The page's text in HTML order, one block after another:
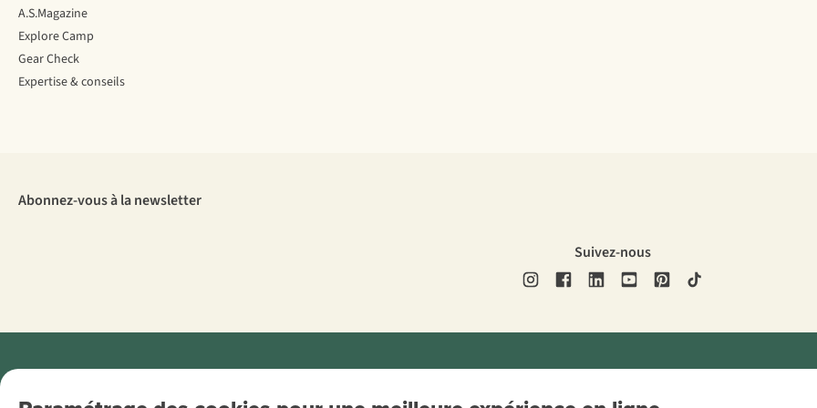
A.S.Magazine
Explore Camp
Gear Check
Expertise & conseils
Abonnez-vous à la newsletter
Suivez-nous